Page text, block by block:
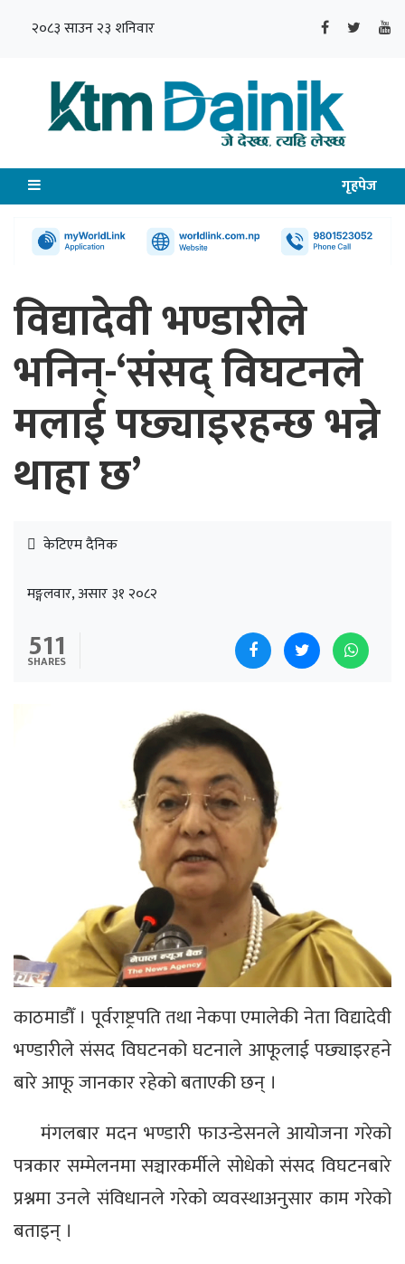
२०८३ साउन २३ शनिवार
गृहपेज
विद्यादेवी भण्डारीले
भनिन्-‘संसद्‌ विघटनले
मलाई पछ्याइरहन्छ भन्ने
थाहा छ’
केटिएम दैनिक
मङ्गलवार, असार ३१ २०८२
511
SHARES
काठमाडौँ । पूर्वराष्ट्रपति तथा नेकपा एमालेकी नेता विद्यादेवी
भण्डारीले संसद विघटनको घटनाले आफूलाई पछ्याइरहने
बारे आफू जानकार रहेको बताएकी छन् ।
मंगलबार मदन भण्डारी फाउन्डेसनले आयोजना गरेको
पत्रकार सम्मेलनमा सञ्चारकर्मीले सोधेको संसद विघटनबारे
प्रश्नमा उनले संविधानले गरेको व्यवस्थाअनुसार काम गरेको
बताइन् ।